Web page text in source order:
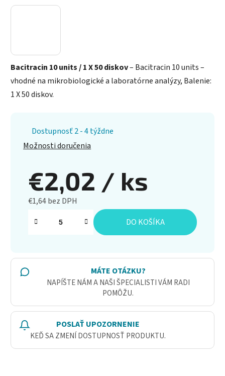
Bacitracin 10 units / 1 X 50 diskov– Bacitracin 10 units –
vhodné na mikrobiologické a laboratórne analýzy, Balenie:
1 X 50 diskov.
Dostupnosť 2 - 4 týždne
Možnosti doručenia
€2,02 / ks
€1,64 bez DPH
Jednotková cena:
DO KOŠÍKA
MÁTE OTÁZKU?
NAPÍŠTE NÁM A NAŠI ŠPECIALISTI VÁM RADI
POMÔŽU.
POSLAŤ UPOZORNENIE
KEĎ SA ZMENÍ DOSTUPNOSŤ PRODUKTU.